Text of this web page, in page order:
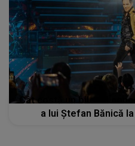
Cât costă un bilet la
a lui Ștefan Bănică